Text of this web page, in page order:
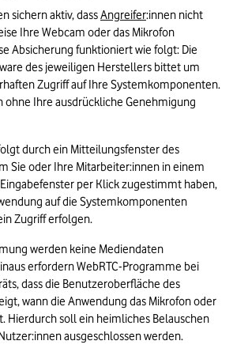
sichern aktiv, dass Angreifer:innen nicht
Ihre Webcam oder das Mikrofon
Absicherung funktioniert wie folgt: Die
des jeweiligen Herstellers bittet um
Zugriff auf Ihre Systemkomponenten.
ohne Ihre ausdrückliche Genehmigung
durch ein Mitteilungsfenster des
Sie oder Ihre Mitarbeiter:innen in einem
per Klick zugestimmt haben,
auf die Systemkomponenten
Zugriff erfolgen.
werden keine Mediendaten
erfordern WebRTC-Programme bei
dass die Benutzeroberfläche des
wann die Anwendung das Mikrofon oder
Hierdurch soll ein heimliches Belauschen
ausgeschlossen werden.